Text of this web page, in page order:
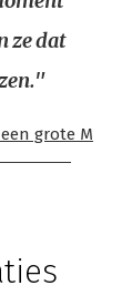
ze dat
grote M